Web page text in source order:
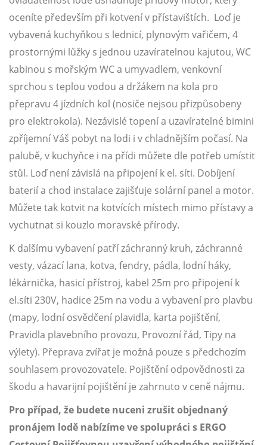
oceníte především při kotvení v přístavištích. Loď je
vybavená kuchyňkou s lednicí, plynovým vařičem, 4
prostornými lůžky s jednou uzavíratelnou kajutou, WC
kabinou s mořským WC a umyvadlem, venkovní
sprchou s teplou vodou a držákem na kola pro
přepravu 4 jízdních kol (nosiče nejsou přizpůsobeny
pro elektrokola). Nezávislé topení a uzavíratelné bimini
zpříjemní Váš pobyt na lodi i v chladnějším počasí. Na
palubě, v kuchyňce i na přídi můžete dle potřeb umístit
stůl. Loď není závislá na připojení k el. síti. Dobíjení
baterií a chod instalace zajišťuje solární panel a motor.
Můžete tak kotvit na kotvících místech mimo přístavy a
vychutnat si kouzlo moravské přírody.
K dalšímu vybavení patří záchranný kruh, záchranné
vesty, vázací lana, kotva, fendry, pádla, lodní háky,
lékárnička, hasicí přístroj, kabel 25m pro připojení k
el.síti 230V, hadice 25m na vodu a vybavení pro plavbu
(mapy, lodní osvědčení plavidla, karta pojištění,
Pravidla plavebního provozu, Provozní řád, Tipy na
výlety). Přeprava zvířat je možná pouze s předchozím
souhlasem provozovatele. Pojištění odpovědnosti za
škodu a havarijní pojištění je zahrnuto v ceně nájmu.
Pro případ, že budete nuceni zrušit objednaný
pronájem lodě nabízíme ve spolupráci s ERGO